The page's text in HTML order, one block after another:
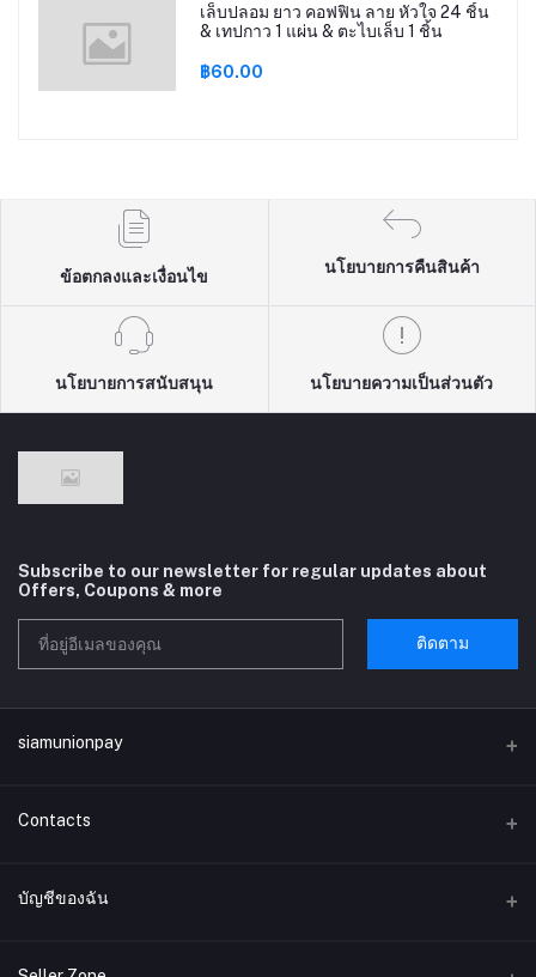
เล็บปลอม ยาว คอฟฟิน ลาย หัวใจ 24 ชิ้น
& เทปกาว 1 แผ่น & ตะไบเล็บ 1 ชิ้น
฿60.00
ข้อตกลงและเงื่อนไข
นโยบายการคืนสินค้า
นโยบายการสนับสนุน นโยบายความเป็นส่วนตัว
Subscribe to our newsletter for regular updates about
Offers, Coupons & more
ติดตาม
siamunionpay
Contacts
ที่อยู่
โทรศัพท์
บัญชีของฉัน
เข้าสู่ระบบ